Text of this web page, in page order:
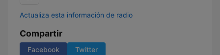
Actualiza esta información de radio
Compartir
Facebook Twitter